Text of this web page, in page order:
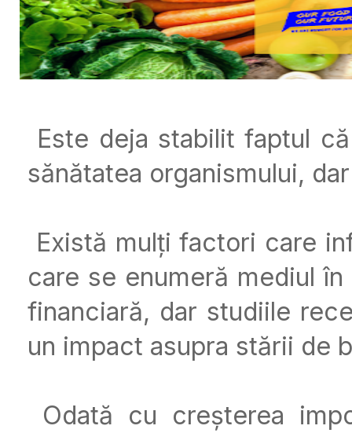
Este deja stabilit faptul
sănătatea organismului,
Există mulți factori care
care se enumeră mediul
financiară, dar studiile
un impact asupra stării de
Odată cu creșterea